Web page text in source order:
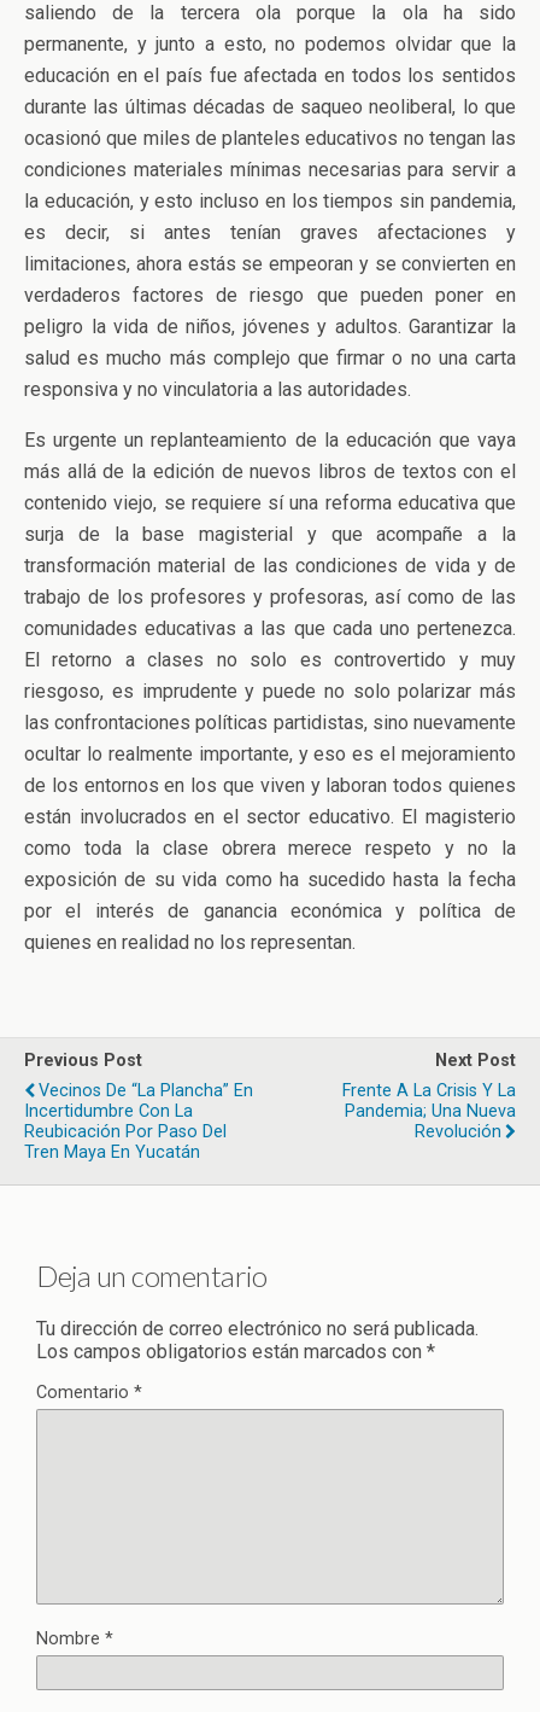
saliendo de la tercera ola porque la ola ha sido
permanente, y junto a esto, no podemos olvidar que la
educación en el país fue afectada en todos los sentidos
durante las últimas décadas de saqueo neoliberal, lo que
ocasionó que miles de planteles educativos no tengan las
condiciones materiales mínimas necesarias para servir a
la educación, y esto incluso en los tiempos sin pandemia,
es decir, si antes tenían graves afectaciones y
limitaciones, ahora estás se empeoran y se convierten en
verdaderos factores de riesgo que pueden poner en
peligro la vida de niños, jóvenes y adultos. Garantizar la
salud es mucho más complejo que firmar o no una carta
responsiva y no vinculatoria a las autoridades.
Es urgente un replanteamiento de la educación que vaya
más allá de la edición de nuevos libros de textos con el
contenido viejo, se requiere sí una reforma educativa que
surja de la base magisterial y que acompañe a la
transformación material de las condiciones de vida y de
trabajo de los profesores y profesoras, así como de las
comunidades educativas a las que cada uno pertenezca.
El retorno a clases no solo es controvertido y muy
riesgoso, es imprudente y puede no solo polarizar más
las confrontaciones políticas partidistas, sino nuevamente
ocultar lo realmente importante, y eso es el mejoramiento
de los entornos en los que viven y laboran todos quienes
están involucrados en el sector educativo. El magisterio
como toda la clase obrera merece respeto y no la
exposición de su vida como ha sucedido hasta la fecha
por el interés de ganancia económica y política de
quienes en realidad no los representan.
Previous Post
Vecinos De “La Plancha” En
Incertidumbre Con La
Reubicación Por Paso Del
Tren Maya En Yucatán
Next Post
Frente A La Crisis Y La
Pandemia; Una Nueva
Revolución
Deja un comentario
Tu dirección de correo electrónico no será publicada.
Los campos obligatorios están marcados con *
Comentario *
Nombre *